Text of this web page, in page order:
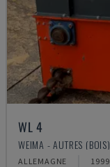
WL 4
WEIMA - AUTRES (BOIS)
ALLEMAGNE 1999